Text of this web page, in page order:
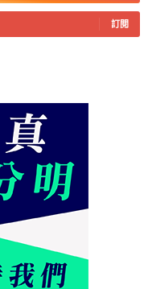
訂閱